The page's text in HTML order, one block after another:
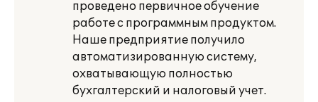
проведено первичное обучение
работе с программным продуктом.
Наше предприятие получило
автоматизированную систему,
охватывающую полностью
бухгалтерский и налоговый учет.